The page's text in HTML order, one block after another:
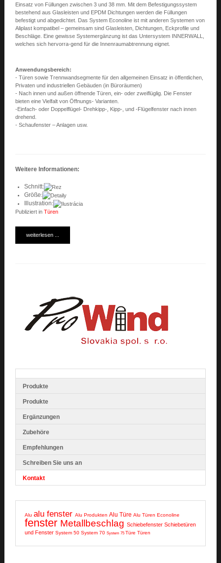
Einsatz von Füllungen zwischen 3 und 38 mm. Mit dem Befestigungssystem
bestehend aus Glasleisten und EPDM Dichtungen werden die Füllungen
befestigt und abgedichtet. Das System Econoline ist mit anderen Systemen von
Aliplast kompatibel – gemeinsam sind Glasleisten, Dichtungen, Eckprofile und
Beschläge. Eine gewisse Systemergänzung ist das Untersystem INNERWALL,
welches sich hervorra-gend für die Innenraumabtrennung eignet.
Anwendungsbereich:
- Türen sowie Trennwandsegmente für den allgemeinen Einsatz in öffentlichen,
Privaten und industriellen Gebäuden (in Büroräumen)
- Nach innen und außen öffnende Türen, ein- oder zweiflüglig. Die Fenster
bieten eine Vielfalt von Öffnungs- Varianten.
-Einfach- oder Doppelflügel- Drehkipp-, Kipp-, und -Flügelfenster nach innen
drehend.
- Schaufenster – Anlagen usw.
Weitere Informationen:
Schnitt:
Größe:
Illustration:
Publiziert in Türen
weiterlesen ...
Produkte
Produkte
Ergänzungen
Zubehöre
Empfehlungen
Schreiben Sie uns an
Kontakt
Alu alu fenster Alu Produkten Alu Türe Alu Türen Econoline
fenster Metallbeschlag Schiebefenster Schiebetüren
und Fenster System 50 System 70 System 75 Türe Türen